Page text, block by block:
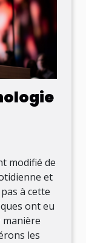
modifié de
et
à cette
ont eu
manière
les